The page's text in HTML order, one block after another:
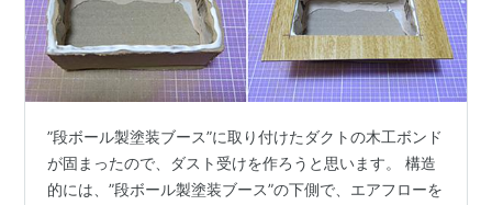
”段ボール製塗装ブース”に取り付けたダクトの木工ボンド
が固まったので、ダスト受けを作ろうと思います。 構造
的には、”段ボール製塗装ブース”の下側で、エアフローを